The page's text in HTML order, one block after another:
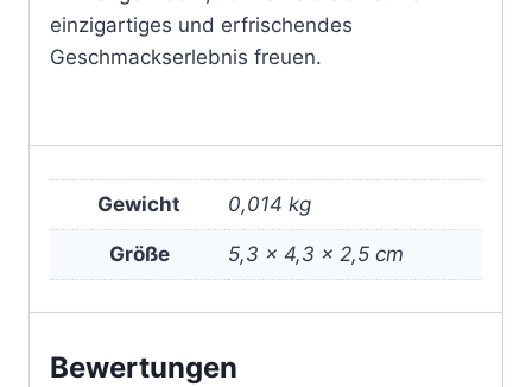
einzigartiges und erfrischendes
Geschmackserlebnis freuen.
Gewicht 0,014 kg
Größe 5,3 × 4,3 × 2,5 cm
Bewertungen